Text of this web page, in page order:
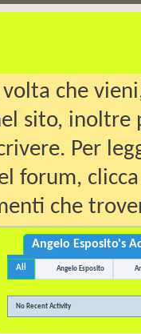
volta che
sito, inoltre
Per
forum,
che
Angelo Esposito's
All Angelo Esposito
No Recent Activity